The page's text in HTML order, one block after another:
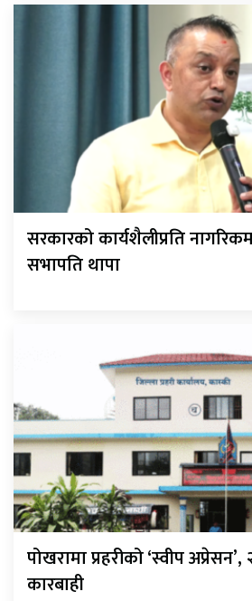
सरकारको कार्यशैलीप्रति
सभापति थापा
पोखरामा प्रहरीको ‘स्वीप
कारबाही